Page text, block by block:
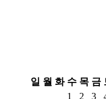
일 월 화 수 목 금
1
2 3